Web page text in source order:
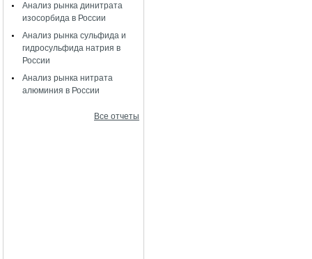
Анализ рынка динитрата
изосорбида в России
Анализ рынка сульфида и
гидросульфида натрия в
России
Анализ рынка нитрата
алюминия в России
Все отчеты